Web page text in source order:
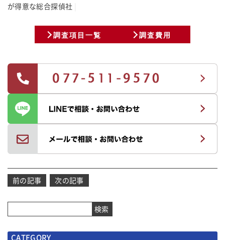
が得意な総合探偵社
調査項目一覧 調査費用
投
ナ
ビ
前の記事 次の記事
検索
CATEGORY